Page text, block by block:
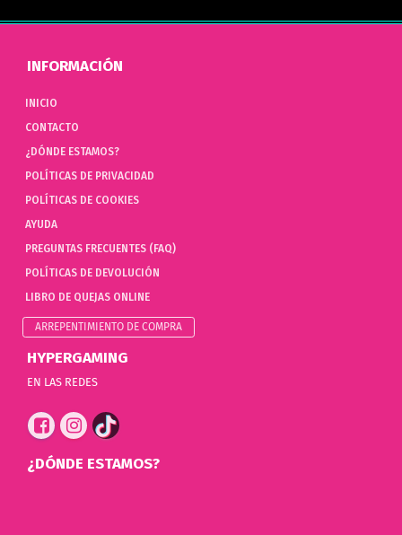
INFORMACIÓN
INICIO
CONTACTO
¿DÓNDE ESTAMOS?
POLÍTICAS DE PRIVACIDAD
POLÍTICAS DE COOKIES
AYUDA
PREGUNTAS FRECUENTES (FAQ)
POLÍTICAS DE DEVOLUCIÓN
LIBRO DE QUEJAS ONLINE
ARREPENTIMIENTO DE COMPRA
HYPERGAMING
EN LAS REDES
¿DÓNDE ESTAMOS?